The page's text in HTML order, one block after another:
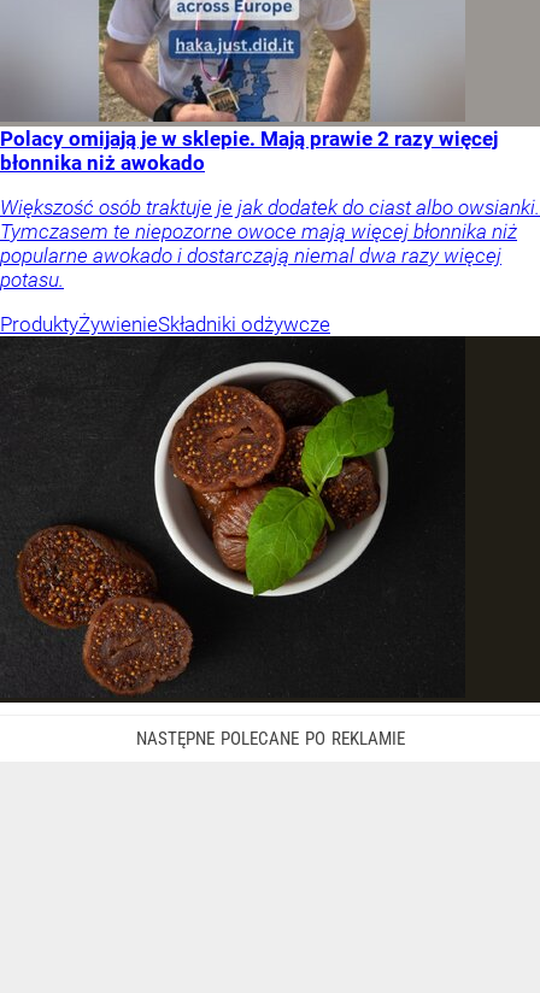
Polacy omijają je w sklepie. Mają prawie 2 razy więcej
błonnika niż awokado
Większość osób traktuje je jak dodatek do ciast albo owsianki.
Tymczasem te niepozorne owoce mają więcej błonnika niż
popularne awokado i dostarczają niemal dwa razy więcej
potasu.
ProduktyŻywienieSkładniki odżywcze